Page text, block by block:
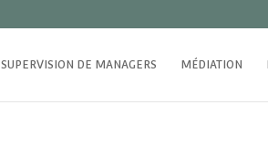
SUPERVISION DE MANAGERS MÉDIATION